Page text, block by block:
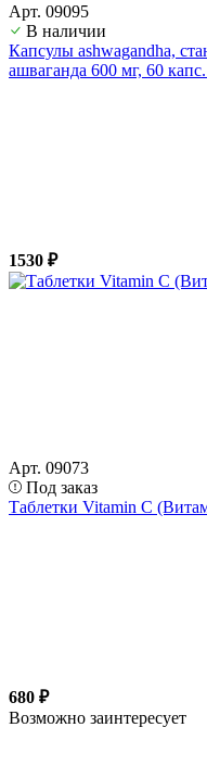
Арт. 09095
В наличии
Капсулы ashwagandha,
ашвагандa 600 мг, 60
1530 ₽
Арт. 09073
Под заказ
Таблетки Vitamin C
680 ₽
Возможно заинтересует